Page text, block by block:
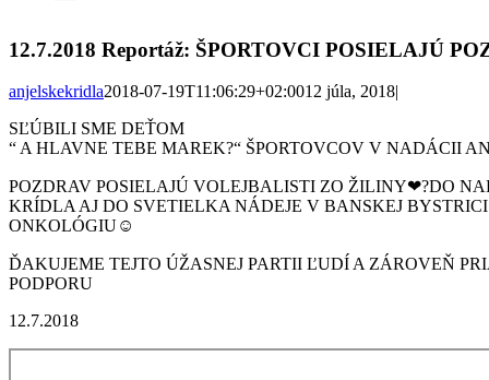
12.7.2018 Reportáž: ŠPORTOVCI POSIELAJÚ
anjelskekridla2018-07-19T11:06:29+02:0012 júla, 2018|
SĽÚBILI SME DEŤOM
“ A HLAVNE TEBE MAREK?“ ŠPORTOVCOV V NADÁCII
POZDRAV POSIELAJÚ VOLEJBALISTI ZO ŽILINY❤?DO
KRÍDLA AJ DO SVETIELKA NÁDEJE V BANSKEJ
ONKOLÓGIU☺
ĎAKUJEME TEJTO ÚŽASNEJ PARTII ĽUDÍ A ZÁROVEŇ
PODPORU
12.7.2018